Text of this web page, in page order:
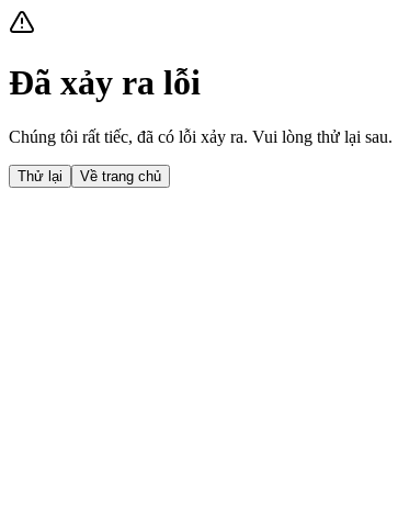
Đã xảy ra lỗi
Chúng tôi rất tiếc, đã có lỗi xảy ra. Vui lòng thử lại sau.
Thử lại Về trang chủ